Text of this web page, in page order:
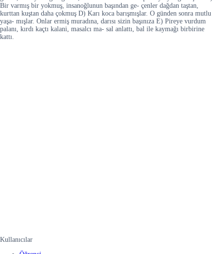
Bir varmış bir yokmuş, insanoğlunun başından ge- çenler dağdan taştan,
kurttan kuştan daha çokmuş D) Karı koca barışmışlar. O günden sonra mutlu
yaşa- mışlar. Onlar ermiş muradına, darısı sizin başınıza E) Pireye vurdum
palanı, kırdı kaçtı kalani, masalcı ma- sal anlattı, bal ile kaymağı birbirine
kattı.
Kullanıcılar